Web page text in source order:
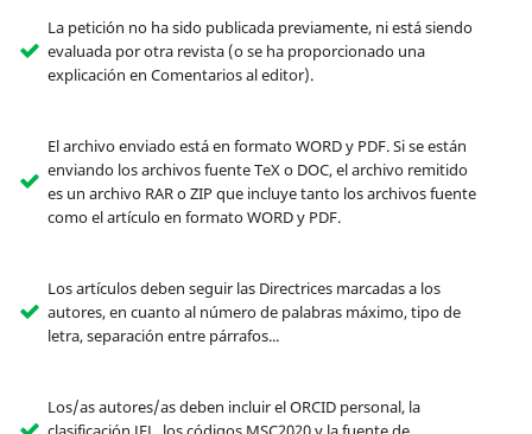
La petición no ha sido publicada previamente, ni está siendo
evaluada por otra revista (o se ha proporcionado una
explicación en Comentarios al editor).
El archivo enviado está en formato WORD y PDF. Si se están
enviando los archivos fuente TeX o DOC, el archivo remitido
es un archivo RAR o ZIP que incluye tanto los archivos fuente
como el artículo en formato WORD y PDF.
Los artículos deben seguir las Directrices marcadas a los
autores, en cuanto al número de palabras máximo, tipo de
letra, separación entre párrafos...
Los/as autores/as deben incluir el ORCID personal, la